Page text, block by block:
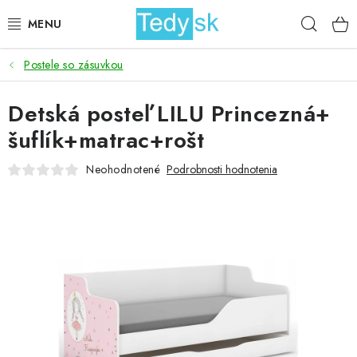
na
BICYKLE
ZÁHRADA
DOMÁCNOSŤ
DETSKÝ TOVAR
AKCIOVÝ TOVAR
Postele so zásuvkou
Detská posteľ LILU Princezná+
šuflík+matrac+rošt
Neohodnotené Podrobnosti hodnotenia